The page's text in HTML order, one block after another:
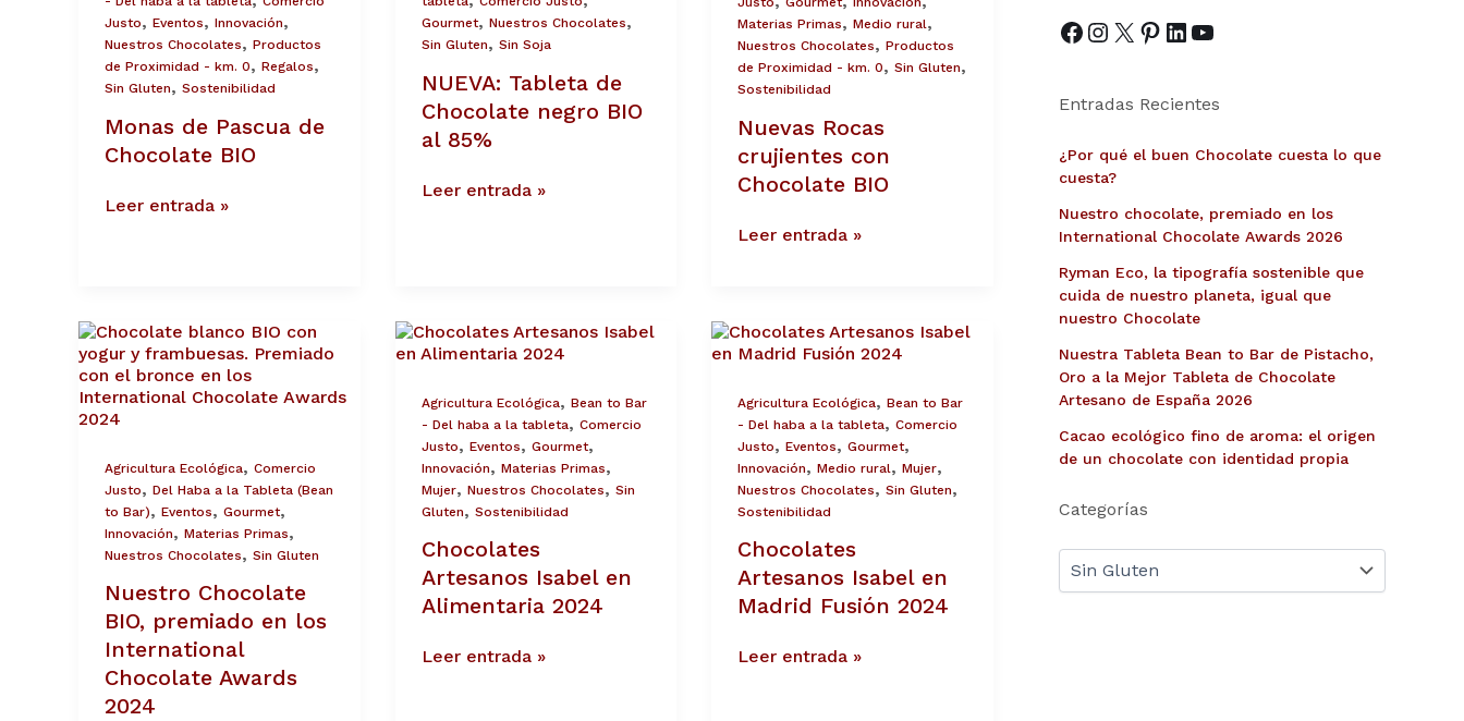
Justo, Eventos, Innovación,
Nuestros Chocolates, Productos
de Proximidad - km. 0, Regalos,
Sin Gluten, Sostenibilidad
Monas de Pascua de
Chocolate BIO
BIO
Leer entrada »
Gourmet, Nuestros Chocolates,
Sin Gluten, Sin Soja
NUEVA: Tableta de
Chocolate negro BIO
al 85%
BIO
al
Leer entrada »
Materias Primas,Medio rural,
Nuestros Chocolates,Productos
de Proximidad - km. 0,Sin Gluten,
Sostenibilidad
Nuevas Rocas
crujientes con
Chocolate BIO
BIO
Leer entrada »
Agricultura Ecológica, Comercio
Justo, Del Haba a la Tableta (Bean
to Bar), Eventos, Gourmet,
Innovación, Materias Primas,
Nuestros Chocolates, Sin Gluten
Nuestro Chocolate
BIO, premiado en los
International
Chocolate Awards
2024
Nuestro
Chocolate
BIO,
premiado
en
International
Chocolate
Awards
2024
Agricultura Ecológica, Bean to Bar
- Del haba a la tableta, Comercio
Justo, Eventos, Gourmet,
Innovación, Materias Primas,
Mujer, Nuestros Chocolates, Sin
Gluten, Sostenibilidad
Chocolates
Artesanos Isabel en
Alimentaria 2024
Chocolates
Artesanos
en
Alimentaria
2024
Leer entrada »
Agricultura Ecológica,Bean to Bar
- Del haba a la tableta,Comercio
Justo,Eventos,Gourmet,
Innovación,Medio rural,Mujer,
Nuestros Chocolates,Sin Gluten,
Sostenibilidad
Chocolates
Artesanos Isabel en
Madrid Fusión 2024
Chocolates
Artesanos
en
Madrid
Fusión
2024
Leer entrada »
Entradas Recientes
¿Por qué el buen Chocolate cuesta lo que
cuesta?
Nuestro chocolate, premiado en los
International Chocolate Awards 2026
Ryman Eco, la tipografía sostenible que
cuida de nuestro planeta, igual que
nuestro Chocolate
Nuestra Tableta Bean to Bar de Pistacho,
Oro a la Mejor Tableta de Chocolate
Artesano de España 2026
Cacao ecológico fino de aroma: el origen
de un chocolate con identidad propia
Categorías